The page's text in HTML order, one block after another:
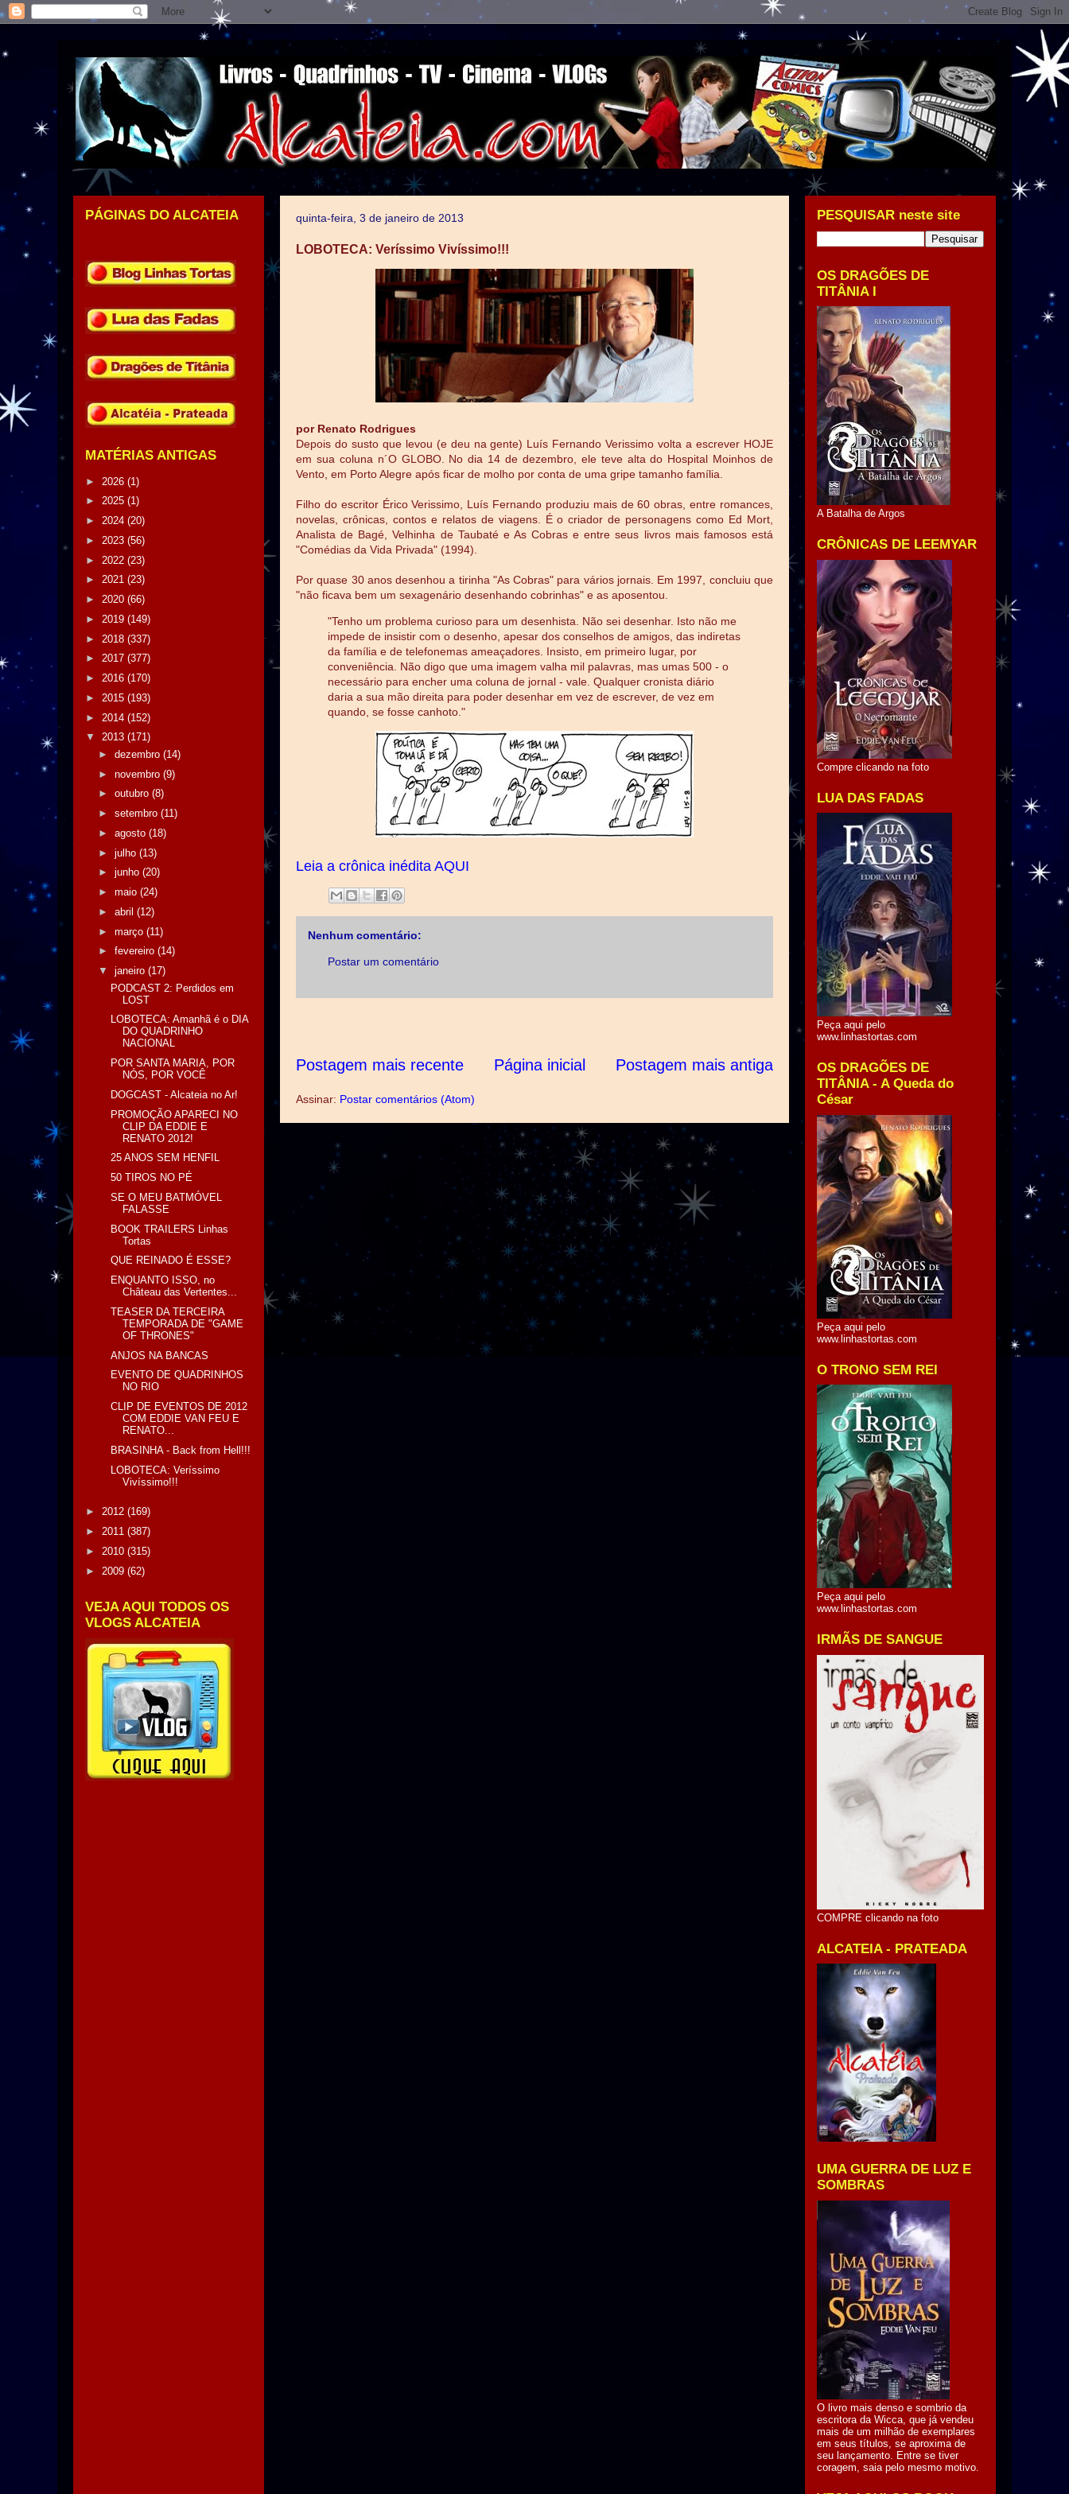
quinta-feira, 3 de janeiro de 2013
LOBOTECA: Veríssimo Vivíssimo!!!
por Renato Rodrigues
Depois do susto que levou (e deu na gente) Luís Fernando Verissimo volta a escrever HOJE
em sua coluna n´O GLOBO. No dia 14 de dezembro, ele teve alta do Hospital Moinhos de
Vento, em Porto Alegre após ficar de molho por conta de uma gripe tamanho família.
Filho do escritor Érico Verissimo, Luís Fernando produziu mais de 60 obras, entre romances,
novelas, crônicas, contos e relatos de viagens. É o criador de personagens como Ed Mort,
Analista de Bagé, Velhinha de Taubaté e As Cobras e entre seus livros mais famosos está
"Comédias da Vida Privada" (1994).
Por quase 30 anos desenhou a tirinha "As Cobras" para vários jornais. Em 1997, concluiu que
"não ficava bem um sexagenário desenhando cobrinhas" e as aposentou.
"Tenho um problema curioso para um desenhista. Não sei desenhar. Isto não me
impede de insistir com o desenho, apesar dos conselhos de amigos, das indiretas
da família e de telefonemas ameaçadores. Insisto, em primeiro lugar, por
conveniência. Não digo que uma imagem valha mil palavras, mas umas 500 - o
necessário para encher uma coluna de jornal - vale. Qualquer cronista diário
daria a sua mão direita para poder desenhar em vez de escrever, de vez em
quando, se fosse canhoto."
Leia a crônica inédita AQUI
Nenhum comentário:
Postar um comentário
Postagem mais recente Postagem mais antiga
Página inicial
Assinar: Postar comentários (Atom)
PÁGINAS DO ALCATEIA
MATÉRIAS ANTIGAS
► 2026 (1)
► 2025 (1)
► 2024 (20)
► 2023 (56)
► 2022 (23)
► 2021 (23)
► 2020 (66)
► 2019 (149)
► 2018 (337)
► 2017 (377)
► 2016 (170)
► 2015 (193)
► 2014 (152)
▼ 2013 (171)
► dezembro (14)
► novembro (9)
► outubro (8)
► setembro (11)
► agosto (18)
► julho (13)
► junho (20)
► maio (24)
► abril (12)
► março (11)
► fevereiro (14)
▼ janeiro (17)
PODCAST 2: Perdidos em
LOST
LOBOTECA: Amanhã é o DIA
DO QUADRINHO
NACIONAL
POR SANTA MARIA, POR
NÓS, POR VOCÊ
DOGCAST - Alcateia no Ar!
PROMOÇÃO APARECI NO
CLIP DA EDDIE E
RENATO 2012!
25 ANOS SEM HENFIL
50 TIROS NO PÉ
SE O MEU BATMÓVEL
FALASSE
BOOK TRAILERS Linhas
Tortas
QUE REINADO É ESSE?
ENQUANTO ISSO, no
Château das Vertentes...
TEASER DA TERCEIRA
TEMPORADA DE "GAME
OF THRONES"
ANJOS NA BANCAS
EVENTO DE QUADRINHOS
NO RIO
CLIP DE EVENTOS DE 2012
COM EDDIE VAN FEU E
RENATO...
BRASINHA - Back from Hell!!!
LOBOTECA: Veríssimo
Vivíssimo!!!
► 2012 (169)
► 2011 (387)
► 2010 (315)
► 2009 (62)
VEJA AQUI TODOS OS
VLOGS ALCATEIA
PESQUISAR neste site
OS DRAGÕES DE
TITÂNIA I
A Batalha de Argos
CRÔNICAS DE LEEMYAR
Compre clicando na foto
LUA DAS FADAS
Peça aqui pelo
www.linhastortas.com
OS DRAGÕES DE
TITÂNIA - A Queda do
César
Peça aqui pelo
www.linhastortas.com
O TRONO SEM REI
Peça aqui pelo
www.linhastortas.com
IRMÃS DE SANGUE
COMPRE clicando na foto
ALCATEIA - PRATEADA
UMA GUERRA DE LUZ E
SOMBRAS
O livro mais denso e sombrio da
escritora da Wicca, que já vendeu
mais de um milhão de exemplares
em seus títulos, se aproxima de
seu lançamento. Entre se tiver
coragem, saia pelo mesmo motivo.